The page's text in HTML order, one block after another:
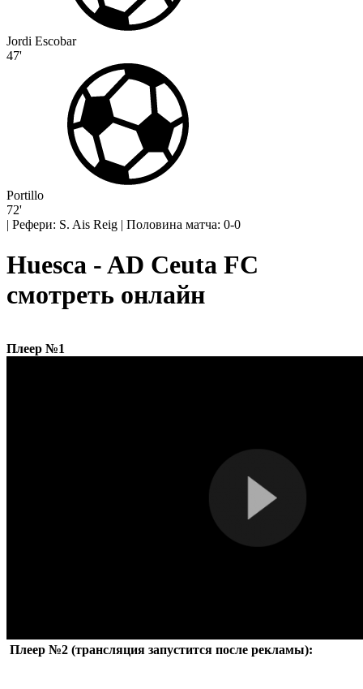
Jordi Escobar
47'
Portillo
72'
| Рефери: S. Ais Reig | Половина матча: 0-0
Huesca - AD Ceuta FC
смотреть онлайн
Плеер №1
Плеер №2 (трансляция запустится после рекламы):